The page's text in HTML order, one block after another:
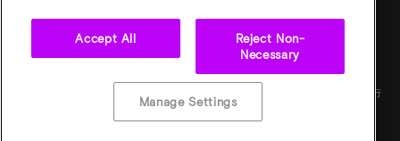
Micron Technology, Inc. 保留所有權利。資訊、產品和／或規格若有變動，恕不另行
通知。所有提供之資訊皆以「現況」為基準，不提供任何形式的保固。繪圖可能不符合比
例。Micron、Micron 標誌及其他所有 Micron 商標皆為 Micron Technology, Inc. 資產。其
Accept All
Reject Non-
Necessary
Manage Settings